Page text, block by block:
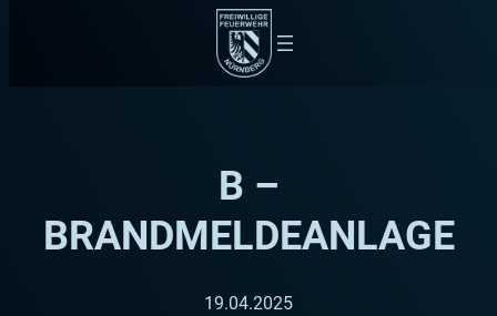
B –
BRANDMELDEANLAGE
19.04.2025